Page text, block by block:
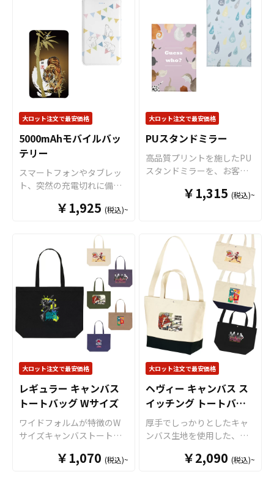
インクを染み込ませる印刷
方法のため、生地の持つ風
合いを損ないにくく、印刷
面が滑らかで、インクのひ
び割れや色落ちなどの心配
がありません。販売に必要
な資材も取り揃えておりま
すので、お客様にはデザイ
ンをご入稿いただくだけで
オリジナル商品として販売
していただくことができま
す。大ロットでの製作も承
っておりますので、オリジ
ナルグッズのOEMをご検討
中の業者様もお気軽にご相
イベントでは、アニメグッ
イマットが特に人気を集め
ています。サークル限定の
デザインを施したプレイマ
ットは、イベント会場でも
注目されやすく、ファンの
コレクションアイテムとし
ての価値も高まります。推
しキャラを全面にデザイン
したプレイマットは、世界
観を表現しやすいため、ア
ニメファンから絶大な支持
を得ています。また、ライ
ブグッズとしても高い需要
があり、アーティストのオ
リジナルデザインを取り入
れたアイテムは、限定アイ
テムとして販売することで
ファンの心をつかみ、ライ
ブ会場やイベントでの人気
だくことができます。 フラ
ットポーチーはアニメ、エ
ンタメ、スポーツ、官公
庁、同人グッズなど様々な
業界に人気です。 短納期・
小ロットでの対応も可能で
すのでご不明点がありまし
たらお気軽にご相談くださ
い。
しないマルチタイプのスマ
ホケースですので、様々な
メーカーの機種に対応が可
能で、多くのお客様をター
ゲットとすることができ
る、特別な手帳型スマホケ
ースとなっています。 多機
帳型スマホケースは、以前
は多くのメーカーで取り扱
いがありました。しかし、
近年のスマホ端末やカメラ
の突出の大型化により、対
け、今では取り扱いをやめ
てしまっているか、最新機
独自の「 回転スライド機構
（特許出願中） 」を新たに
設計し、大型スマホやカメ
ラレンズが大きく突出した
機種にも対応ができる、 手
帳型スマホケースを作り上
げました。 表面全面にプリ
ントが可能な「全面プリン
トタイプ」には、内生地に
ブラックとホワイトの2種類
をご用意。ロゴなどのワン
ポイント印刷に適した「カ
ラータイプ」には、「ブラ
ウン」「ピンク」「ブラッ
ク」「グレー」の全4色のカ
ラーラインナップをご用意
イプ」ご希望の方はこちら
大ロット注文で最安価格
5000mAhモバイルバッ
テリー
スマートフォンやタブレッ
ト、突然の充電切れに備え
がモバイルバッテリー。 モ
ニなどでも気軽に手に入る
ようになり、日常生活に欠
かせないアイテムとなって
きました。コンセントがな
くても充電ができる便利な
モバイルバッテリーなの
で、ひとつ持っていると安
心なアイテムです。 PSE基
準適合＆製造工場＋自社工
場での二重検査を実施して
いるので安心の品質です。
ケイオーの高品質プリント
でオリジナルのモバイルバ
ッテリー5000mAhを製作す
れば、企業さまのOEM商品
として販売も可能です。企
業のロゴやプリントを施す
ことで価値もあがり、PR効
果も抜群！販促にも一役買
￥1,925 (税込)~
大ロット注文で最安価格
PUスタンドミラー
高品質プリントを施したPU
スタンドミラーを、お客様
ザインにて製作いたしま
ドミラーです。販売に必要
な資材も取り揃えておりま
すので、お客様にはデザイ
ンをご入稿いただくだけで
オリジナル商品として販売
していただくことができま
す。 PUスタンドミラーはア
ニメ、エンタメ、スポー
ツ、官公庁、同人グッズな
ど様々な業界に人気です。
国内生産で短納期、小ロッ
トからの製作も承っており
ますので、お気軽にご相談
ください。
￥1,315 (税込)~
大ロット注文で最安価格
レギュラー キャンバス
トートバッグ Wサイズ
ワイドフォルムが特徴のW
サイズキャンバストートバ
約10Lながら間口が広く、
￥1,070 (税込)~
大ロット注文で最安価格
ヘヴィー キャンバス ス
イッチング トートバッ
グ
厚手でしっかりとしたキャ
ンバス生地を使用した、配
チングトートバッグです。
￥2,090 (税込)~